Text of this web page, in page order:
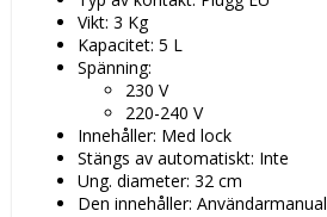
Vikt: 3 Kg
Kapacitet: 5 L
Spänning:
230 V
220-240 V
Innehåller: Med lock
Stängs av automatiskt: Inte
Ung. diameter: 32 cm
Den innehåller: Användarmanual